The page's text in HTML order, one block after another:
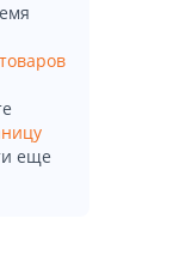
еще